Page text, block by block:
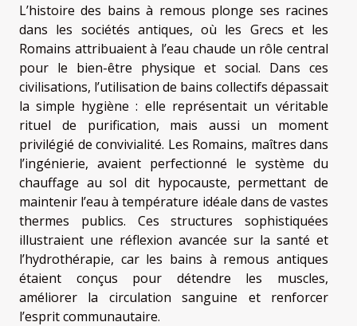
L’histoire des bains à remous plonge ses racines
dans les sociétés antiques, où les Grecs et les
Romains attribuaient à l’eau chaude un rôle central
pour le bien-être physique et social. Dans ces
civilisations, l’utilisation de bains collectifs dépassait
la simple hygiène : elle représentait un véritable
rituel de purification, mais aussi un moment
privilégié de convivialité. Les Romains, maîtres dans
l’ingénierie, avaient perfectionné le système du
chauffage au sol dit hypocauste, permettant de
maintenir l’eau à température idéale dans de vastes
thermes publics. Ces structures sophistiquées
illustraient une réflexion avancée sur la santé et
l’hydrothérapie, car les bains à remous antiques
étaient conçus pour détendre les muscles,
améliorer la circulation sanguine et renforcer
l’esprit communautaire.